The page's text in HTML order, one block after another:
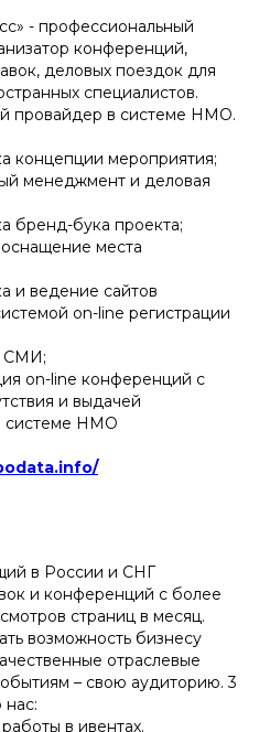
- профессиональный
конференций,
деловых поездок для
специалистов.
провайдер в системе НМО.
мероприятия;
и деловая
бука проекта;
места
ведение сайтов
on-line регистрации
line конференций с
и выдачей
системе НМО
в России и СНГ
и конференций с более
страниц в месяц.
возможность бизнесу
отраслевые
– свою аудиторию. 3
нас:
в ивентах.